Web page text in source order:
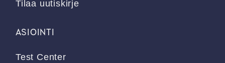
Tilaa uutiskirje
ASIOINTI
Test Center